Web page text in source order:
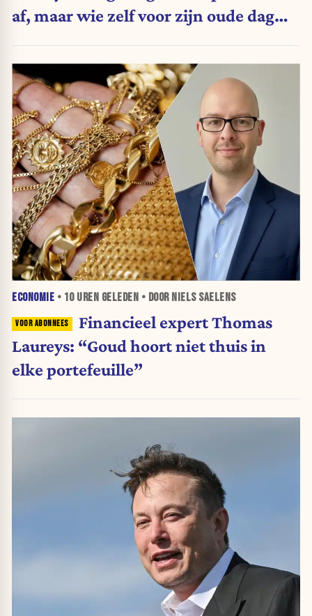
af, maar wie zelf voor zijn oude dag
ECONOMIE • 10 UREN GELEDEN • DOOR NIELS SAELENS
Financieel expert Thomas
Laureys: “Goud hoort niet thuis in
elke portefeuille”